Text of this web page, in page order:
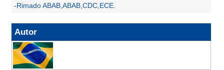
-Rimado ABAB,ABAB,CDC,ECE.
Autor